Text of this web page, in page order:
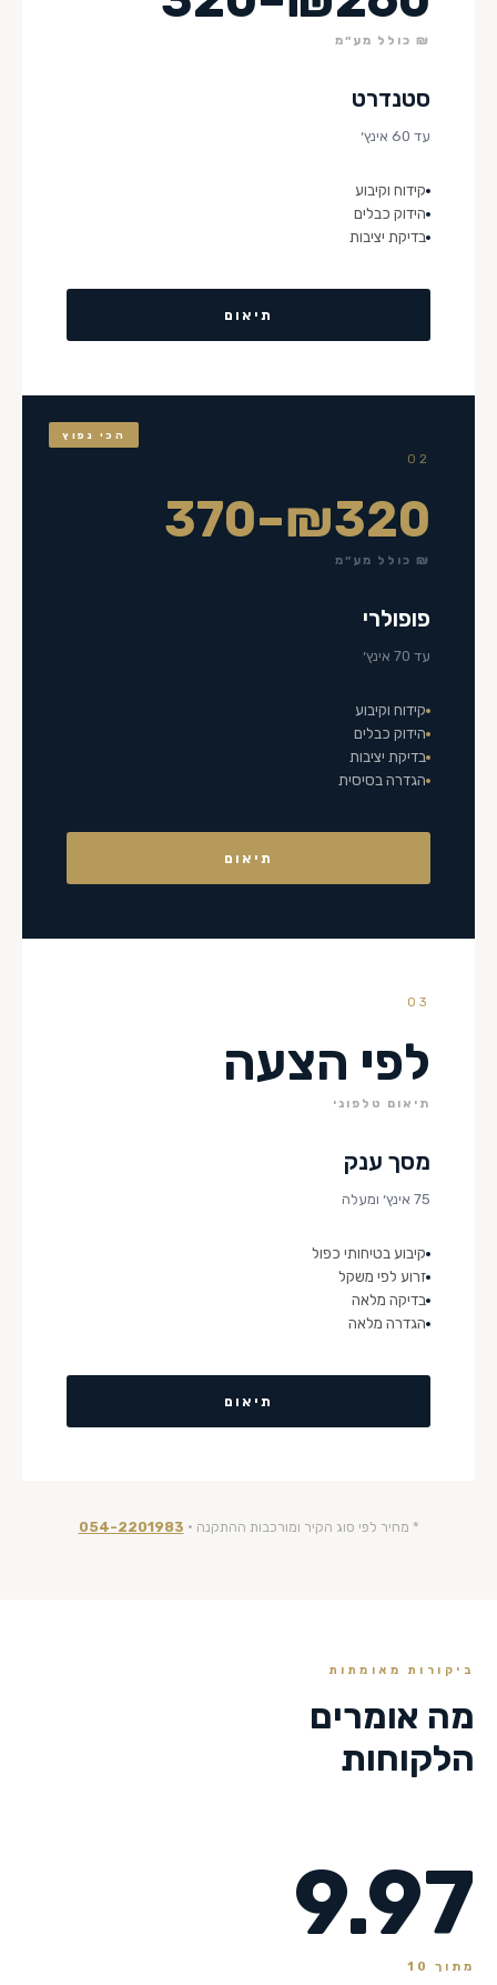
₪ כולל מע״מ
סטנדרט
עד 60 אינץ׳
קידוח וקיבוע
הידוק כבלים
בדיקת יציבות
תיאום
הכי נפוץ
02
₪320–370
₪ כולל מע״מ
פופולרי
עד 70 אינץ׳
קידוח וקיבוע
הידוק כבלים
בדיקת יציבות
הגדרה בסיסית
תיאום
03
לפי הצעה
תיאום טלפוני
מסך ענק
75 אינץ׳ ומעלה
קיבוע בטיחותי כפול
זרוע לפי משקל
בדיקה מלאה
הגדרה מלאה
תיאום
* מחיר לפי סוג הקיר ומורכבות ההתקנה · 054-2201983
ביקורות מאומתות
מה אומרים
הלקוחות
9.97
מתוך 10